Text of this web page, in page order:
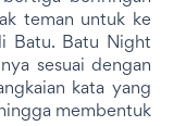
teman untuk ke
Batu. Batu Night
sesuai dengan
kata yang
membentuk